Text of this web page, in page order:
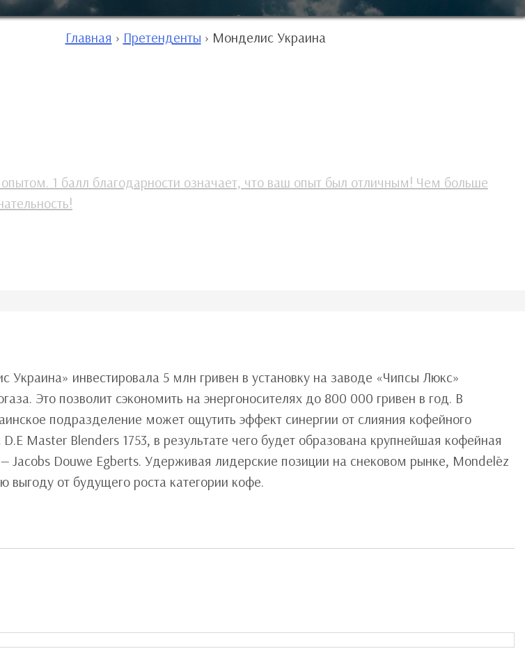
Главная › Претенденты › Монделис Украина
1 балл благодарности означает, что ваш опыт был отличным! Чем больше
инвестировала 5 млн гривен в установку на заводе «Чипсы Люкс»
Это позволит сэкономить на энергоносителях до 800 000 гривен в год. В
подразделение может ощутить эффект синергии от слияния кофейного
Master Blenders 1753, в результате чего будет образована крупнейшая кофейная
Jacobs Douwe Egberts. Удерживая лидерские позиции на снековом рынке, Mondelēz
от будущего роста категории кофе.